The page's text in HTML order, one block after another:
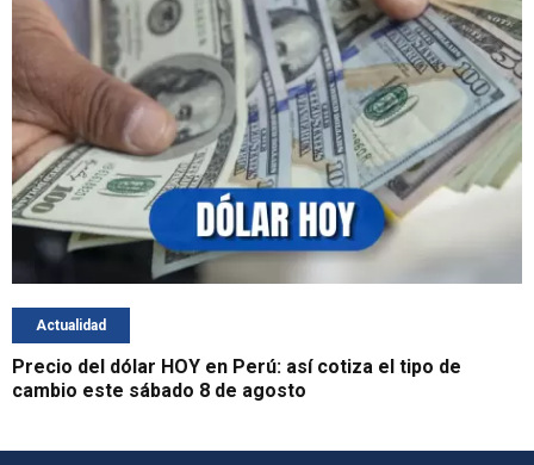
Actualidad
Precio del dólar HOY en Perú: así cotiza el tipo de
cambio este sábado 8 de agosto